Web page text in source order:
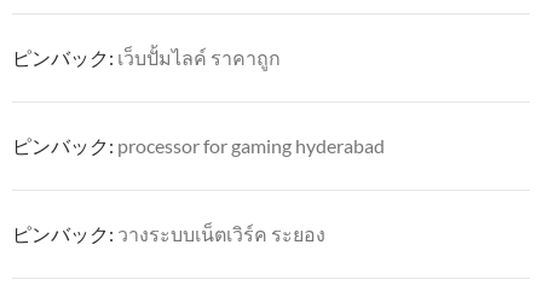
ピンバック: เว็บปั้มไลค์ ราคาถูก
ピンバック: processor for gaming hyderabad
ピンバック: วางระบบเน็ตเวิร์ค ระยอง